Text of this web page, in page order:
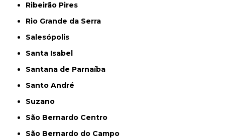
Ribeirão Pires
Rio Grande da Serra
Salesópolis
Santa Isabel
Santana de Parnaíba
Santo André
Suzano
São Bernardo Centro
São Bernardo do Campo